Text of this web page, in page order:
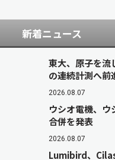
新着ニュース
東大、原子を
の連続計測へ前
2026.08.07
ウシオ電機、ウ
合併を発表
2026.08.07
Lumibird、